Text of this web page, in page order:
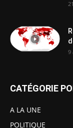
9
CATÉGORIE
A LA UNE
POLITIQUE